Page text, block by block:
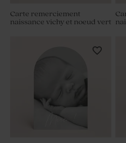
Carte remerciement
naissance vichy et noeud vert